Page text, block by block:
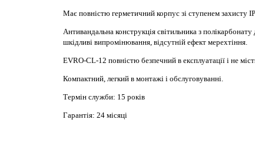
Має повністю герметичний корпус зі ступенем захисту
Антивандальна конструкція світильника з
шкідливі випромінювання, відсутній ефект мерехтіння.
EVRO-CL-12 повністю безпечний в експлуатації і не
Компактний, легкий в монтажі і обслуговуванні.
Термін служби: 15 років
Гарантія: 24 місяці